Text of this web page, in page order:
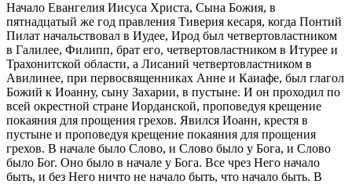
Начало Евангелия Иисуса Христа, Сына Божия, в
пятнадцатый же год правления Тиверия кесаря, когда Понтий
Пилат начальствовал в Иудее, Ирод был четвертовластником
в Галилее, Филипп, брат его, четвертовластником в Итурее и
Трахонитской области, а Лисаний четвертовластником в
Авилинее, при первосвященниках Анне и Каиафе, был глагол
Божий к Иоанну, сыну Захарии, в пустыне. И он проходил по
всей окрестной стране Иорданской, проповедуя крещение
покаяния для прощения грехов. Явился Иоанн, крестя в
пустыне и проповедуя крещение покаяния для прощения
грехов. В начале было Слово, и Слово было у Бога, и Слово
было Бог. Оно было в начале у Бога. Все чрез Него начало
быть, и без Него ничто не начало быть, что начало быть. В